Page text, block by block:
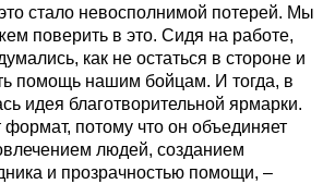
стало невосполнимой потерей. Мы
поверить в это. Сидя на работе,
как не остаться в стороне и
помощь нашим бойцам. И тогда, в
идея благотворительной ярмарки.
потому что он объединяет
людей, созданием
и прозрачностью помощи, –